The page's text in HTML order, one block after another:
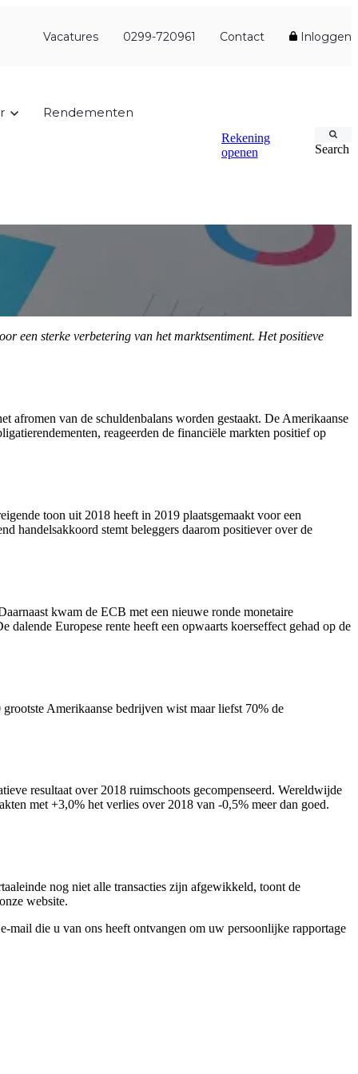
Vacatures 0299-720961 Contact Inloggen
Rendementen
Rekening
openen
Search
een sterke verbetering van het marktsentiment. Het positieve
afromen van de schuldenbalans worden gestaakt. De Amerikaanse
reageerden de financiële markten positief op
toon uit 2018 heeft in 2019 plaatsgemaakt voor een
handelsakkoord stemt beleggers daarom positiever over de
kwam de ECB met een nieuwe ronde monetaire
Europese rente heeft een opwaarts koerseffect gehad op de
Amerikaanse bedrijven wist maar liefst 70% de
resultaat over 2018 ruimschoots gecompenseerd. Wereldwijde
met +3,0% het verlies over 2018 van -0,5% meer dan goed.
nog niet alle transacties zijn afgewikkeld, toont de
website.
die u van ons heeft ontvangen om uw persoonlijke rapportage